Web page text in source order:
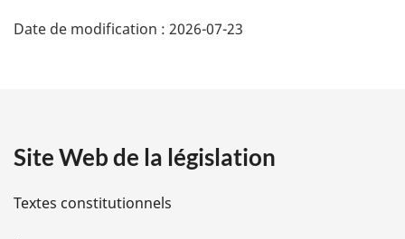
é
i
l
Date de modification : 2026-07-23
Site Web de la législation
Textes constitutionnels